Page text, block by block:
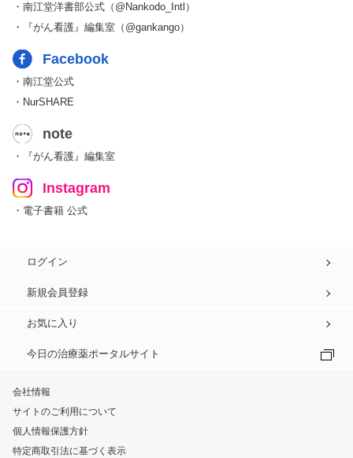
・南江堂洋書部公式（@Nankodo_Intl）
・『がん看護』編集室（@gankango）
Facebook
・南江堂公式
・NurSHARE
note
・『がん看護』編集室
Instagram
・電子書籍 公式
ログイン
新規会員登録
お気に入り
今日の治療薬ポータルサイト
会社情報
サイトのご利用について
個人情報保護方針
特定商取引法に基づく表示